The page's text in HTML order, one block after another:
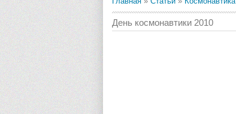
День космонавтики 2010